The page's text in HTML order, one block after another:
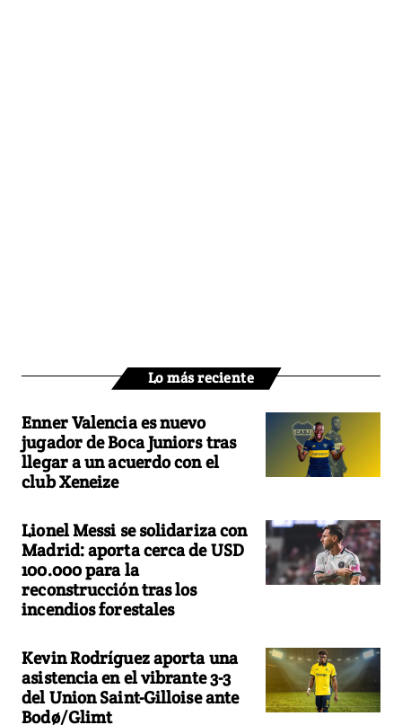
Lo más reciente
Enner Valencia es nuevo
jugador de Boca Juniors tras
llegar a un acuerdo con el
club Xeneize
Lionel Messi se solidariza con
Madrid: aporta cerca de USD
100.000 para la
reconstrucción tras los
incendios forestales
Kevin Rodríguez aporta una
asistencia en el vibrante 3-3
del Union Saint-Gilloise ante
Bodø/Glimt